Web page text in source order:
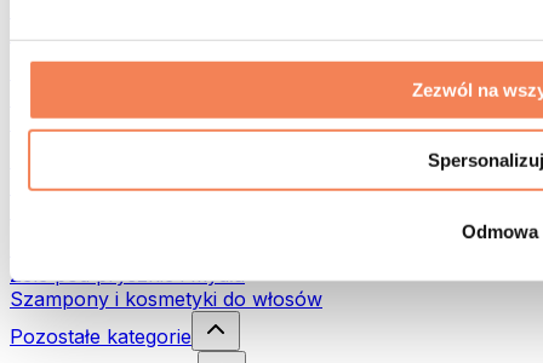
Zezwól na
Spersonalizuj
Odmowa
Trekking
Filtry i dzbanki do wody
Środki do prania
Żele pod prysznic i mydła
Szampony i kosmetyki do włosów
Pozostałe kategorie